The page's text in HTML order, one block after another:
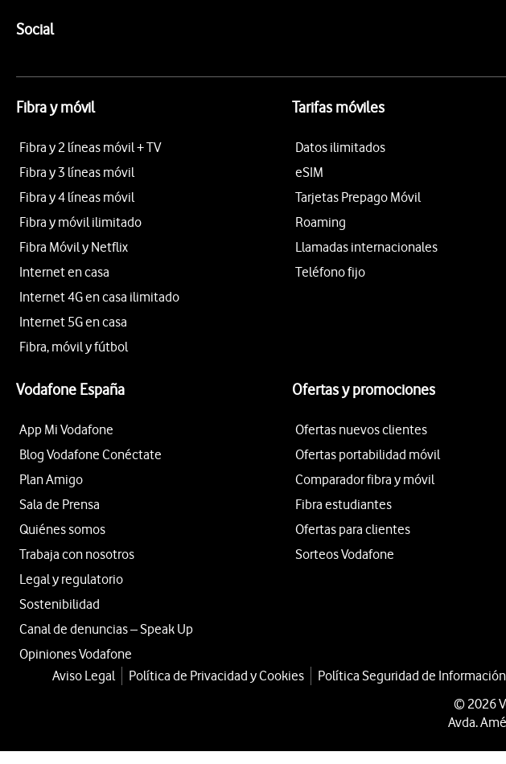
SocialEnlaces a las redes sociales de Vodafone
Fibra y móvil
Fibra y 2 líneas móvil + TV
Fibra y 3 líneas móvil
Fibra y 4 líneas móvil
Fibra y móvil ilimitado
Fibra Móvil y Netflix
Internet en casa
Internet 4G en casa ilimitado
Internet 5G en casa
Fibra, móvil y fútbol
Tarifas móviles
Datos ilimitados
eSIM
Tarjetas Prepago Móvil
Roaming
Llamadas internacionales
Teléfono fijo
Vodafone España
App Mi Vodafone
Blog Vodafone Conéctate
Plan Amigo
Sala de Prensa
Quiénes somos
Trabaja con nosotros
Legal y regulatorio
Sostenibilidad
Canal de denuncias – Speak Up
Opiniones Vodafone
Ofertas y promociones
Ofertas nuevos clientes
Ofertas portabilidad móvil
Comparador fibra y móvil
Fibra estudiantes
Ofertas para clientes
Sorteos Vodafone
Aviso Legal Política de Privacidad y Cookies Política Seguridad de Información
© 2026
Avda.